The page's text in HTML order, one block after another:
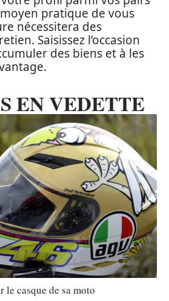
pratique de vous
nécessitera des
Saisissez l’occasion
des biens et à les
EN VEDETTE
casque de sa moto